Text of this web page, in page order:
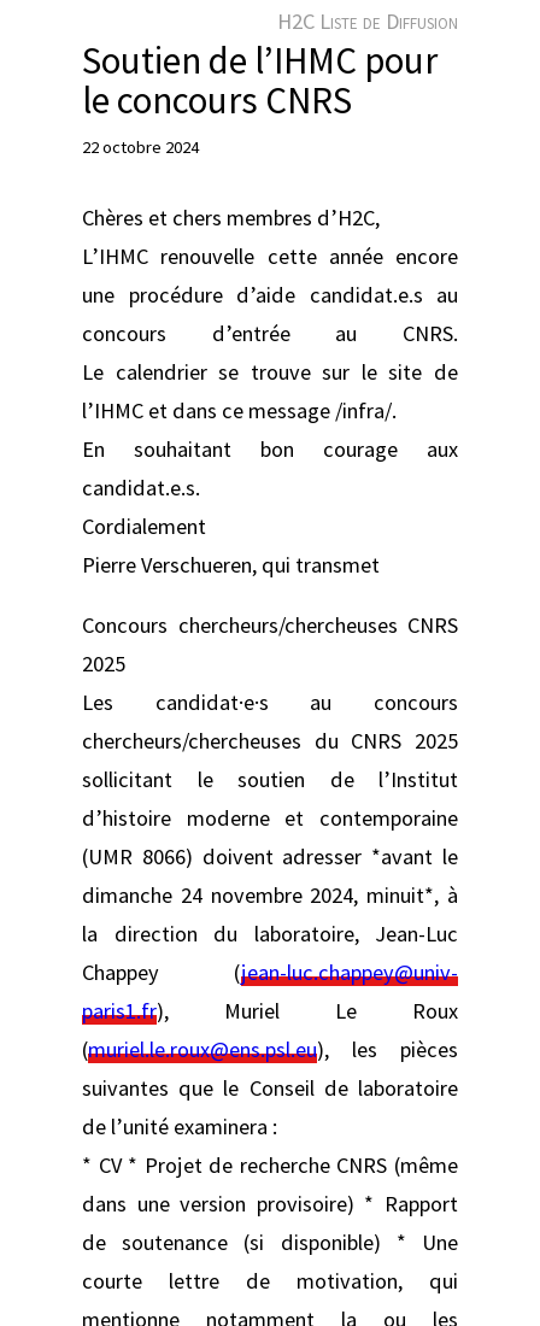
H2C Liste de Diffusion
Soutien de l’IHMC pour
le concours CNRS
22 octobre 2024
Chères et chers membres d’H2C,
L’IHMC renouvelle cette année encore
une procédure d’aide candidat.e.s au
concours d’entrée au CNRS.
Le calendrier se trouve sur le site de
l’IHMC et dans ce message /infra/.
En souhaitant bon courage aux
candidat.e.s.
Cordialement
Pierre Verschueren, qui transmet
Concours chercheurs/chercheuses CNRS
2025
Les candidat·e·s au concours
chercheurs/chercheuses du CNRS 2025
sollicitant le soutien de l’Institut
d’histoire moderne et contemporaine
(UMR 8066) doivent adresser *avant le
dimanche 24 novembre 2024, minuit*, à
la direction du laboratoire, Jean-Luc
Chappey (jean-luc.chappey@univ-
paris1.fr), Muriel Le Roux
(muriel.le.roux@ens.psl.eu), les pièces
suivantes que le Conseil de laboratoire
de l’unité examinera :
* CV * Projet de recherche CNRS (même
dans une version provisoire) * Rapport
de soutenance (si disponible) * Une
courte lettre de motivation, qui
mentionne notamment la ou les